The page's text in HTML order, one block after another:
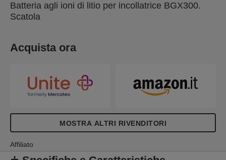
Batteria agli ioni di litio per incollatrice BGX300.
Scatola
Acquista ora
MOSTRA ALTRI RIVENDITORI
Affiliato